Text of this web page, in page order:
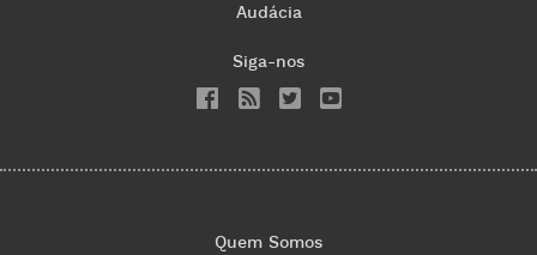
Audácia
Siga-nos
Quem Somos